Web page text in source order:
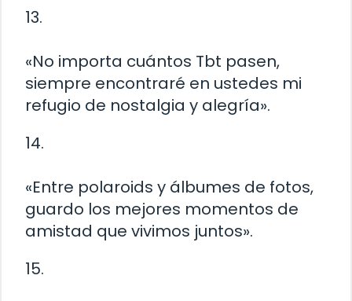
13.
«No importa cuántos Tbt pasen,
siempre encontraré en ustedes mi
refugio de nostalgia y alegría».
14.
«Entre polaroids y álbumes de fotos,
guardo los mejores momentos de
amistad que vivimos juntos».
15.